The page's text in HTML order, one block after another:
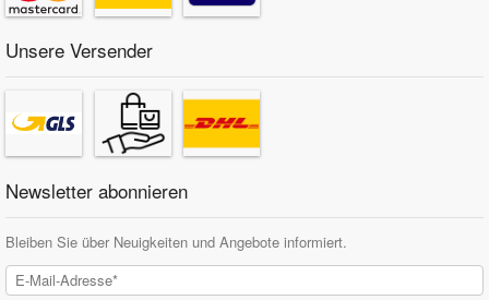
Unsere Versender
Newsletter abonnieren
Bleiben Sie über Neuigkeiten und Angebote informiert.